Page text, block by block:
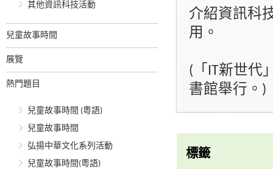
其他資訊科技活動
兒童故事時間
展覽
熱門題目
兒童故事時間 (粵語)
兒童故事時間
弘揚中華文化系列活動
兒童故事時間(粵語)
介紹資訊科
用。
(「IT新世代
書館舉行。)
標籤